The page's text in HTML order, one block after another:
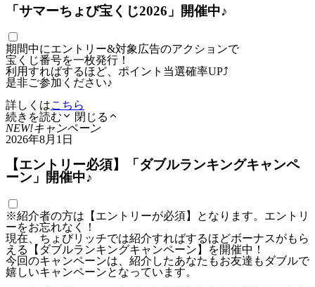
「サマーちょび宝くじ2026」開催中♪
期間中にエントリー&対象広告のアクションで
宝くじ番号を一枚発行！
利用すればするほど、ポイント当選確率UP⤴
是非ご参加ください♪
詳しくはこちら
続きを読む
閉じる
NEW!キャンペーン
2026年8月1日
【エントリー必須】「ダブルランキングキャンペ
ーン」開催中♪
※紹介者の方は【エントリーが必須】となります。エントリ
ーをお忘れなく！
現在、ちょびリッチでは紹介すればするほどボーナスがもら
える【ダブルランキングキャンペーン】を開催中！
今回のキャンペーンは、紹介したあなたもお友達もダブルで
嬉しいキャンペーンとなっています。